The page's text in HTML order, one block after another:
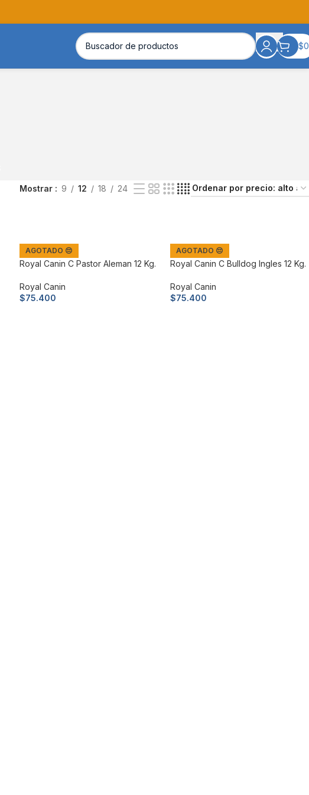
$0
Mostrar 9 12 18 24
AGOTADO 😔
Royal Canin C Pastor Aleman 12 Kg.
Royal Canin
$75.400
AGOTADO 😔
Royal Canin C Bulldog Ingles 12 Kg.
Royal Canin
$75.400